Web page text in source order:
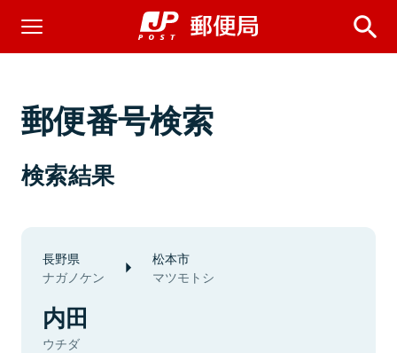
郵便番号検索
検索結果
長野県
ナガノケン
松本市
マツモトシ
内田
ウチダ